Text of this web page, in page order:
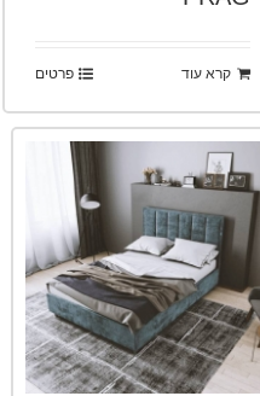
קרא עוד פרטים